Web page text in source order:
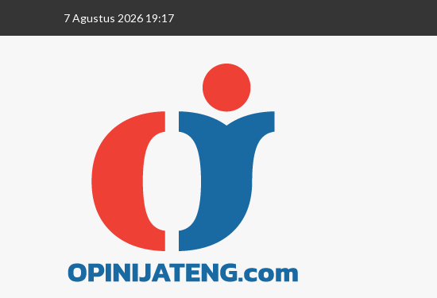
7 Agustus 2026 19:17